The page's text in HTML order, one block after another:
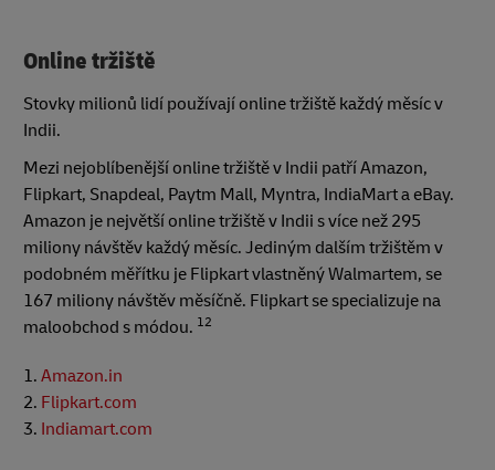
Online tržiště
Stovky milionů lidí používají online tržiště každý měsíc v
Indii.
Mezi nejoblíbenější online tržiště v Indii patří Amazon,
Flipkart, Snapdeal, Paytm Mall, Myntra, IndiaMart a eBay.
Amazon je největší online tržiště v Indii s více než 295
miliony návštěv každý měsíc. Jediným dalším tržištěm v
podobném měřítku je Flipkart vlastněný Walmartem, se
167 miliony návštěv měsíčně. Flipkart se specializuje na
maloobchod s módou. 12
1. Amazon.in
2. Flipkart.com
3. Indiamart.com